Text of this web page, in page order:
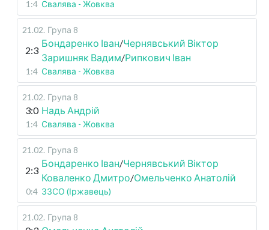
1:4 Свалява - Жовква
21.02. Група 8
2:3
Бондаренко Іван/Чернявський Віктор
Заришняк Вадим/Рипкович Іван
1:4 Свалява - Жовква
21.02. Група 8
3:0 Надь Андрій
1:4 Свалява - Жовква
21.02. Група 8
2:3
Бондаренко Іван/Чернявський Віктор
Коваленко Дмитро/Омельченко Анатолій
0:4 ЗЗСО (Іржавець)
21.02. Група 8